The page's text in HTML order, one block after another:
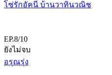
โซ่รักอัคนี บ้านวาทินวณิช
EP.8/10
ยังไม่จบ
อรุณรุ่ง